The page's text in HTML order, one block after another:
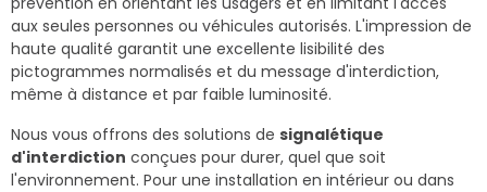
aux seules personnes ou véhicules autorisés. L'impression de
haute qualité garantit une excellente lisibilité des
pictogrammes normalisés et du message d'interdiction,
même à distance et par faible luminosité.
Nous vous offrons des solutions de signalétique
d'interdiction conçues pour durer, quel que soit
l'environnement. Pour une installation en intérieur ou dans